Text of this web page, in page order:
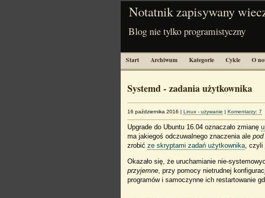
Notatnik zapisywany
Blog nie tylko programistyczny
Start Archiwum Kategorie Cykle O
Systemd - zadania użytkownika
16 października 2016 | Linux - używanie | Komentarzy: 7
Upgrade do Ubuntu 16.04 oznaczało zmianę
ma jakiegoś odczuwalnego znaczenia ale
zrobić ze skryptami zadań użytkownika ,
Okazało się, że uruchamianie nie-
przyjemne , przy pomocy nietrudnej
programów i samoczynne ich restartowanie